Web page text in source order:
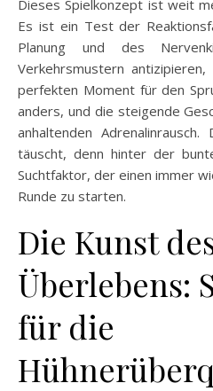
Dieses Spielkonzept ist weit
Es ist ein Test der
Planung und des
Verkehrsmustern
perfekten Moment für den
anders, und die steigende
anhaltenden
täuscht, denn hinter der
Suchtfaktor, der einen immer
Runde zu starten.
Die Kunst
Überlebens:
für die